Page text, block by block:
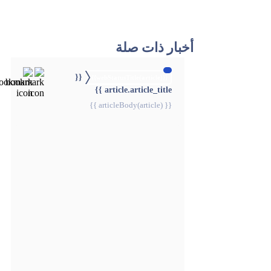
أخبار ذات صلة
{{
article.article_title }}
{{ articleBody(article) }}